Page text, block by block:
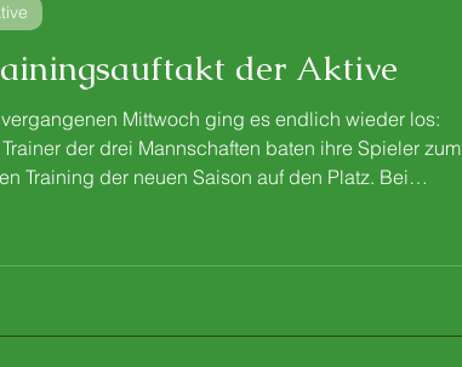
der Aktive
Mittwoch ging es endlich wieder los:
der drei Mannschaften baten ihre Spieler zum
Training der neuen Saison auf den Platz. Bei
kommende Spielzeit einzustimmen.Nach der
wurde der Abend in gemütlicher Runde